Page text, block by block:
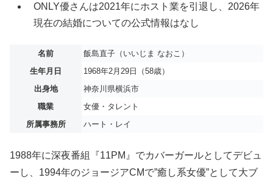
ONLY優さんは2021年にホスト業を引退し、2026年
現在の結婚についての公式情報はなし
名前
飯島直子（いいじま なおこ）
生年月日
1968年2月29日（58歳）
出身地
神奈川県横浜市
職業
女優・タレント
所属事務所
ハート・レイ
1988年に深夜番組『11PM』でカバーガールとしてデビュ
ーし、1994年のジョージアCMで”癒し系女優”として大ブ